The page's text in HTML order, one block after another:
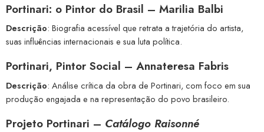
Portinari: o Pintor do Brasil – Marilia Balbi
Descrição: Biografia acessível que retrata a trajetória do artista,
suas influências internacionais e sua luta política.
Portinari, Pintor Social – Annateresa Fabris
Descrição: Análise crítica da obra de Portinari, com foco em sua
produção engajada e na representação do povo brasileiro.
Projeto Portinari – Catálogo Raisonné